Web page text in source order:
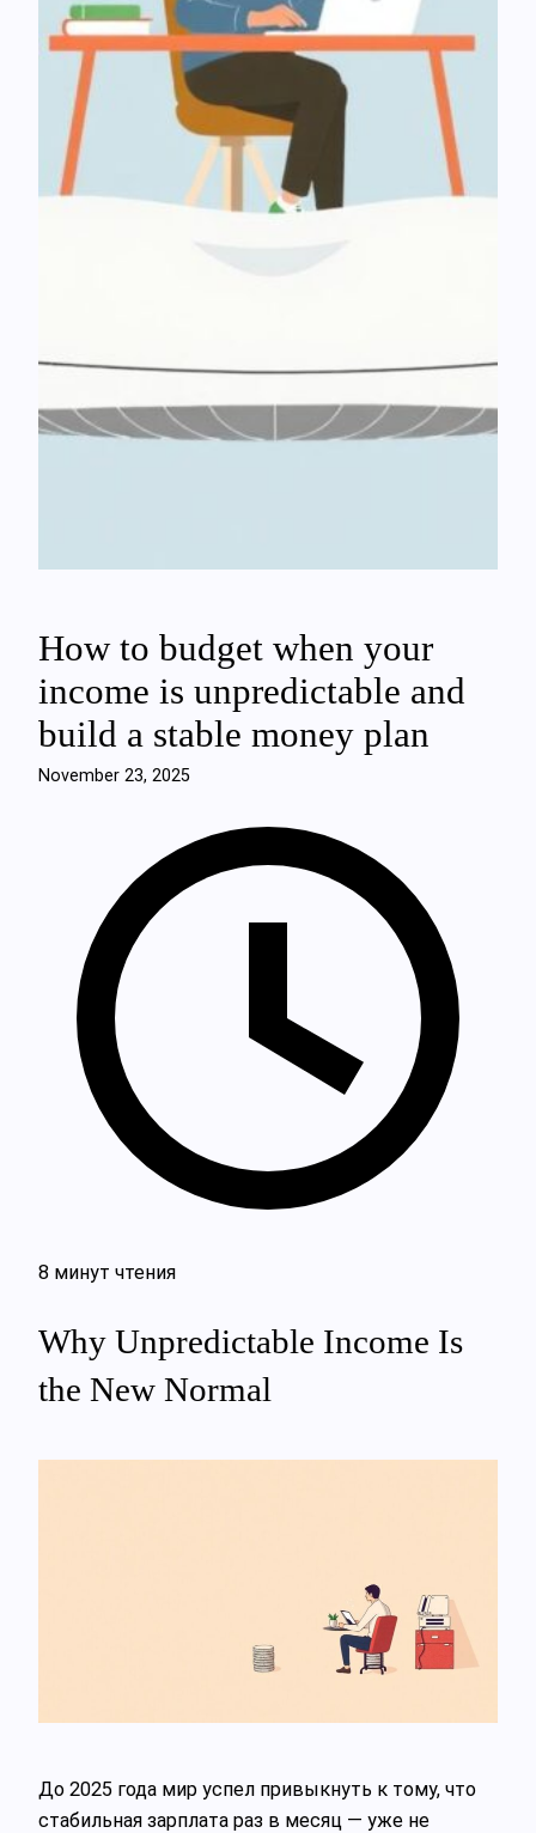
How to budget when your
income is unpredictable and
build a stable money plan
November 23, 2025
8 минут чтения
Why Unpredictable Income Is
the New Normal
До 2025 года мир успел привыкнуть к тому, что
стабильная зарплата раз в месяц — уже не